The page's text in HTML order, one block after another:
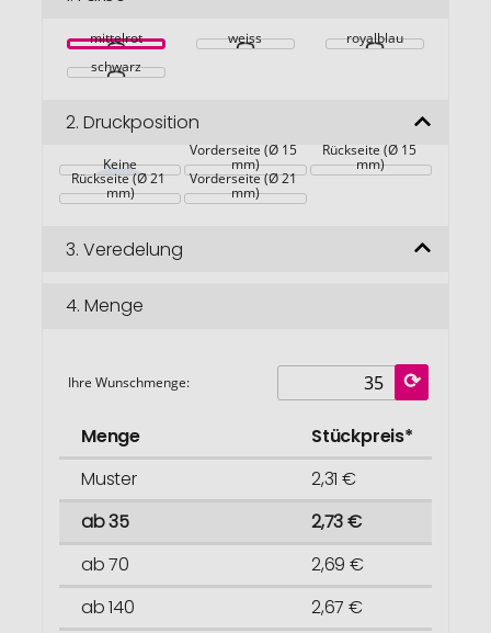
mittelrot weiss
royalblau
schwarz
2. Druckposition
Keine
Vorderseite (Ø 15
mm)
Rückseite (Ø 15
mm)
Rückseite (Ø 21
mm)
Vorderseite (Ø 21
mm)
3. Veredelung
4. Menge
Ihre Wunschmenge:
Menge
Stückpreis*
Muster
2,31 €
ab 35
2,73 €
ab 70
2,69 €
ab 140
2,67 €